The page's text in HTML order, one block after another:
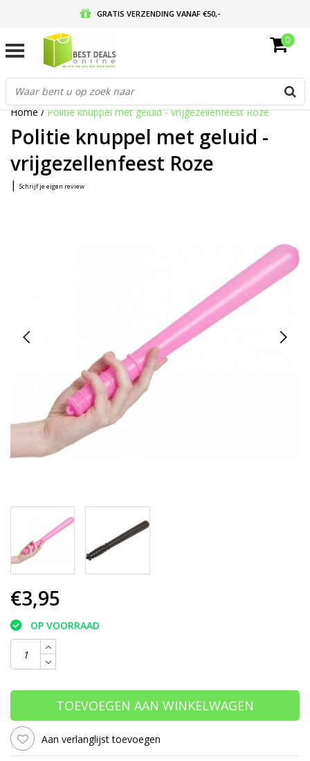
GRATIS VERZENDING VANAF €50,-
GRATIS RETOURNEREN EN 30 DAGEN BEDENKTIJD
0
Home/Politie knuppel met geluid - vrijgezellenfeest Roze
Politie knuppel met geluid -
vrijgezellenfeest Roze
| Schrijf je eigen review
€3,95
OP VOORRAAD
TOEVOEGEN AAN WINKELWAGEN
Aan verlanglijst toevoegen